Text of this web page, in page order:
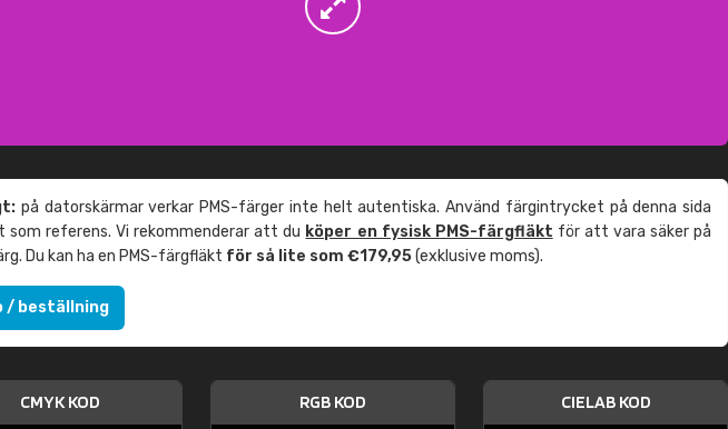
på datorskärmar verkar PMS-färger inte helt autentiska. Använd färgintrycket på denna sida
som referens. Vi rekommenderar att du köper en fysisk PMS-färgfläkt för att vara säker på
Du kan ha en PMS-färgfläkt för så lite som €179,95(exklusive moms).
/ beställning
CMYK KOD RGB KOD CIELAB KOD
Leinster Home and